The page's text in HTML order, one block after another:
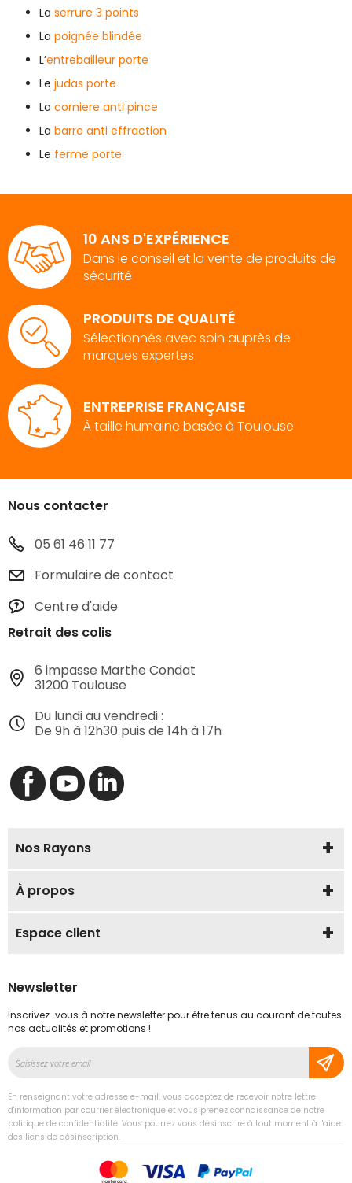
La serrure 3 points
La poignée blindée
L’entrebailleur porte
Le judas porte
La corniere anti pince
La barre anti effraction
Le ferme porte
10 ANS D'EXPÉRIENCE
Dans le conseil et la vente de produits de
sécurité
PRODUITS DE QUALITÉ
Sélectionnés avec soin auprès de
marques expertes
ENTREPRISE FRANÇAISE
À taille humaine basée à Toulouse
Nous contacter
05 61 46 11 77
Formulaire de contact
Centre d'aide
Retrait des colis
6 impasse Marthe Condat
31200 Toulouse
Du lundi au vendredi :
De 9h à 12h30 puis de 14h à 17h
Nos Rayons
À propos
Espace client
Newsletter
Inscrivez-vous à notre newsletter pour être tenus au courant de toutes
nos actualités et promotions !
notre
lettre
d’information
:
En renseignant votre adresse e-mail, vous acceptez de recevoir notre lettre
d'information par courrier électronique et vous prenez connaissance de notre
politique de confidentialité. Vous pourrez vous désinscrire à tout moment à l'aide
des liens de désinscription.